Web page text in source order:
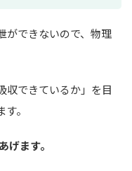
ができないので、物理
収できているか」を目
。
げます。